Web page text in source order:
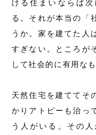
ける住まいならば
る。それが本当の「
うか。家を建てた人
すぎない。ところが
して社会的に有用な
天然住宅を建ててそ
かりアトピーも治っ
う人がいる。その